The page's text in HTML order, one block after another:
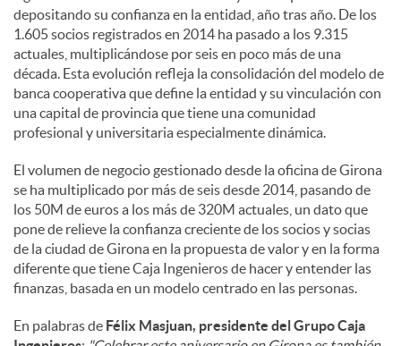
depositando su confianza en la entidad, año tras año. De los
1.605 socios registrados en 2014 ha pasado a los 9.315
actuales, multiplicándose por seis en poco más de una
década. Esta evolución refleja la consolidación del modelo de
banca cooperativa que define la entidad y su vinculación con
una capital de provincia que tiene una comunidad
profesional y universitaria especialmente dinámica.
El volumen de negocio gestionado desde la oficina de Girona
se ha multiplicado por más de seis desde 2014, pasando de
los 50M de euros a los más de 320M actuales, un dato que
pone de relieve la confianza creciente de los socios y socias
de la ciudad de Girona en la propuesta de valor y en la forma
diferente que tiene Caja Ingenieros de hacer y entender las
finanzas, basada en un modelo centrado en las personas.
En palabras de Félix Masjuan, presidente del Grupo Caja